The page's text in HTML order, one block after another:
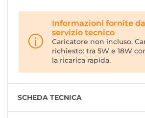
Informazioni fornite
servizio tecnico
Caricatore non incluso.
richiesto: tra 5W e 18W
la ricarica rapida.
SCHEDA TECNICA